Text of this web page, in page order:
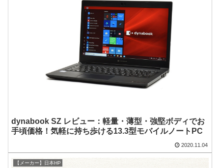
dynabook SZ レビュー：軽量・薄型・強堅ボディでお
手頃価格！気軽に持ち歩ける13.3型モバイルノートPC
2020.11.04
【メーカー】日本HP